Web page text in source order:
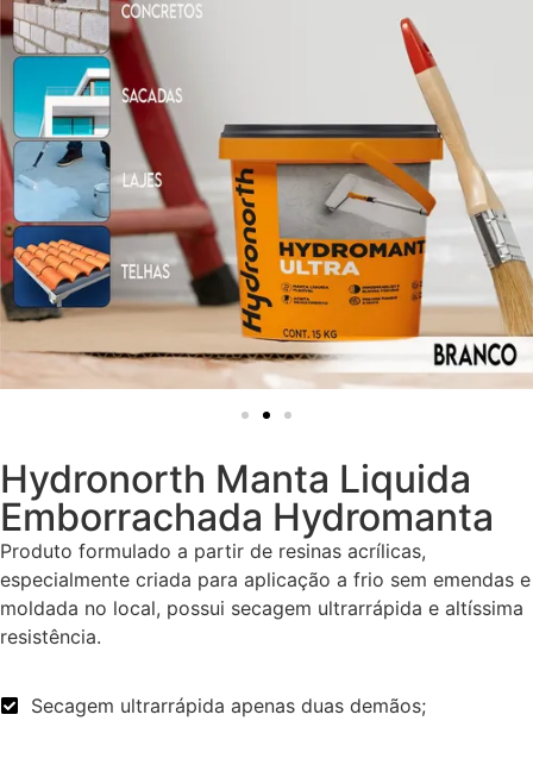
Hydronorth Manta Liquida
Emborrachada Hydromanta
Produto formulado a partir de resinas acrílicas,
especialmente criada para aplicação a frio sem emendas e
moldada no local, possui secagem ultrarrápida e altíssima
resistência.
Secagem ultrarrápida apenas duas demãos;